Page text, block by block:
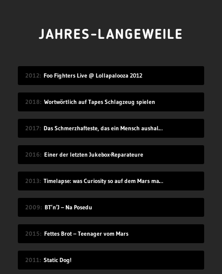
JAHRES-LANGEWEILE
2012 Foo Fighters Live @ Lollapalooza 2012
2018 Wortwörtlich auf Tapes Schlagzeug spielen
2017 Das Schmerzhafteste, das ein Mensch aushalten kann
2016 Einer der letzten Jukebox-Reparateure
2013 Timelapse: was Curiosity so auf dem Mars macht
2009 BT’n’J – Na Posedu
2015 Fettes Brot – Teenager vom Mars
2011 Static Dog!